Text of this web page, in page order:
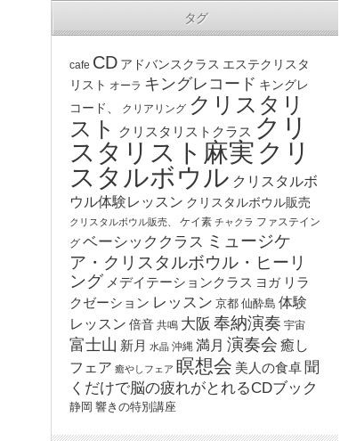
タグ
cafe CD アドバンスクラス エステクリスタ
リスト オーラ キングレコード キングレ
コード、
クリアリング クリスタリ
スト
クリスタリストクラス クリ
スタリスト麻実 クリ
スタルボウル クリスタルボ
ウル体験レッスン クリスタルボウル販売
クリスタルボウル販売、 ケイ素 チャクラ ファステイン
グ ベーシッククラス ミュージケ
ア・クリスタルボウル・ヒーリ
ング メデイテーションクラス ヨガ リラ
クゼーション レッスン 京都 仙酔島 体験
レッスン 倍音 共鳴 大阪 奉納演奏 宇宙
富士山 新月 水晶 沖縄 満月 演奏会 癒し
フェア 癒やしフェア 瞑想会 美人の食卓 聞
くだけで脳の疲れがとれるCDブック
静岡 響きの特別講座